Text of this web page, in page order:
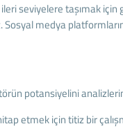
seviyelere taşımak
medya
potansiyelini
etmek için titiz bir